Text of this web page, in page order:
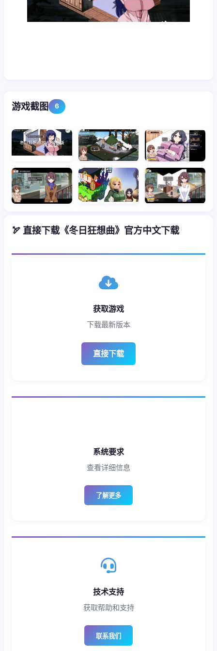
游戏截图 6
🏹 直接下载《冬日狂想曲》官方中文下载
获取游戏
下载最新版本
直接下载
系统要求
查看详细信息
了解更多
技术支持
获取帮助和支持
联系我们